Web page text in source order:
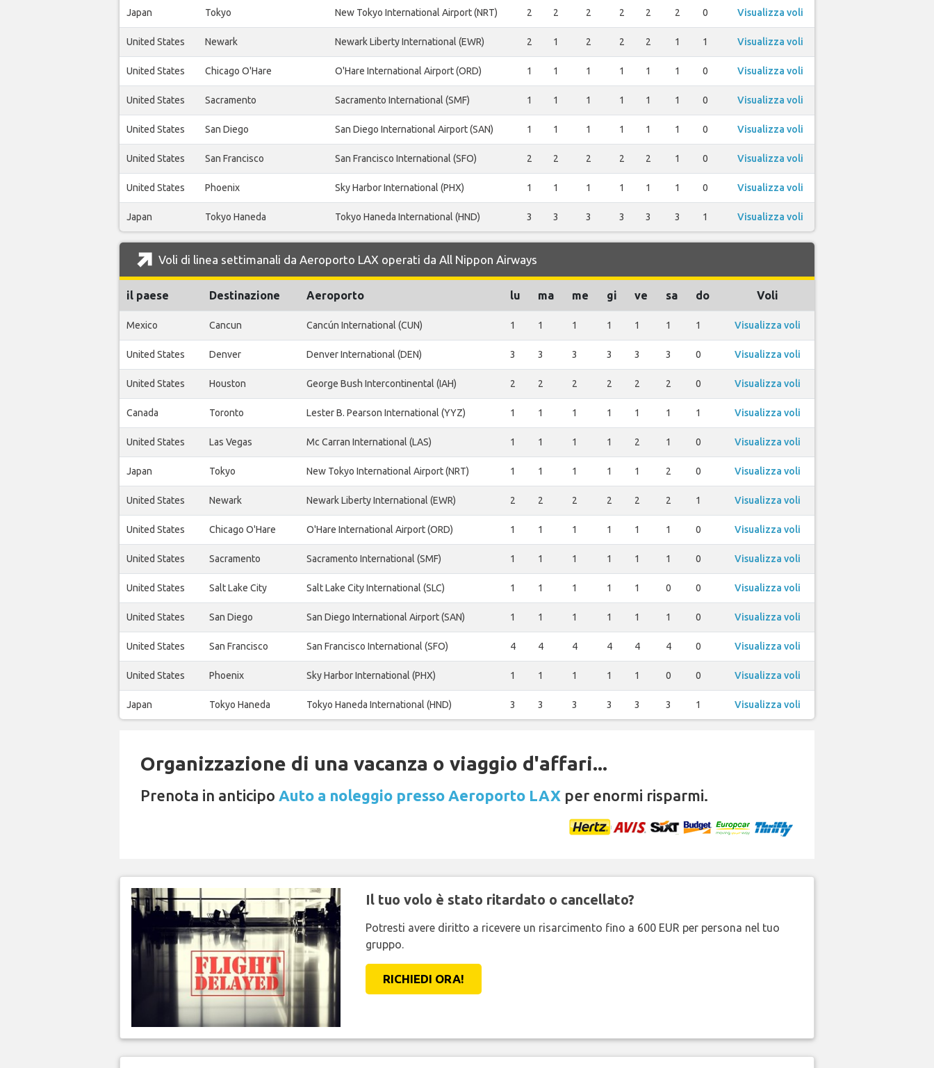
Japan Tokyo New Tokyo International Airport (NRT) 2 2 2 2 2 2 0 Visualizza voli
United States Newark Newark Liberty International (EWR) 2 1 2 2 2 1 1 Visualizza voli
United States Chicago O'Hare O'Hare International Airport (ORD) 1 1 1 1 1 1 0 Visualizza voli
United States Sacramento Sacramento International (SMF) 1 1 1 1 1 1 0 Visualizza voli
United States San Diego San Diego International Airport (SAN) 1 1 1 1 1 1 0 Visualizza voli
United States San Francisco San Francisco International (SFO) 2 2 2 2 2 1 0 Visualizza voli
United States Phoenix Sky Harbor International (PHX) 1 1 1 1 1 1 0 Visualizza voli
Japan Tokyo Haneda Tokyo Haneda International (HND) 3 3 3 3 3 3 1 Visualizza voli
Voli di linea settimanali da Aeroporto LAX operati da All Nippon Airways
il paese Destinazione Aeroporto lu ma me gi ve sa do Voli
Mexico Cancun Cancún International (CUN) 1 1 1 1 1 1 1 Visualizza voli
United States Denver Denver International (DEN) 3 3 3 3 3 3 0 Visualizza voli
United States Houston George Bush Intercontinental (IAH) 2 2 2 2 2 2 0 Visualizza voli
Canada Toronto Lester B. Pearson International (YYZ) 1 1 1 1 1 1 1 Visualizza voli
United States Las Vegas Mc Carran International (LAS) 1 1 1 1 2 1 0 Visualizza voli
Japan Tokyo New Tokyo International Airport (NRT) 1 1 1 1 1 2 0 Visualizza voli
United States Newark Newark Liberty International (EWR) 2 2 2 2 2 2 1 Visualizza voli
United States Chicago O'Hare O'Hare International Airport (ORD) 1 1 1 1 1 1 0 Visualizza voli
United States Sacramento Sacramento International (SMF) 1 1 1 1 1 1 0 Visualizza voli
United States Salt Lake City Salt Lake City International (SLC) 1 1 1 1 1 0 0 Visualizza voli
United States San Diego San Diego International Airport (SAN) 1 1 1 1 1 1 0 Visualizza voli
United States San Francisco San Francisco International (SFO) 4 4 4 4 4 4 0 Visualizza voli
United States Phoenix Sky Harbor International (PHX) 1 1 1 1 1 0 0 Visualizza voli
Japan Tokyo Haneda Tokyo Haneda International (HND) 3 3 3 3 3 3 1 Visualizza voli
Organizzazione di una vacanza o viaggio d'affari...
Prenota in anticipo Auto a noleggio presso Aeroporto LAX per enormi risparmi.
Il tuo volo è stato ritardato o cancellato?
Potresti avere diritto a ricevere un risarcimento fino a 600 EUR per persona nel tuo
gruppo.
RICHIEDI ORA!